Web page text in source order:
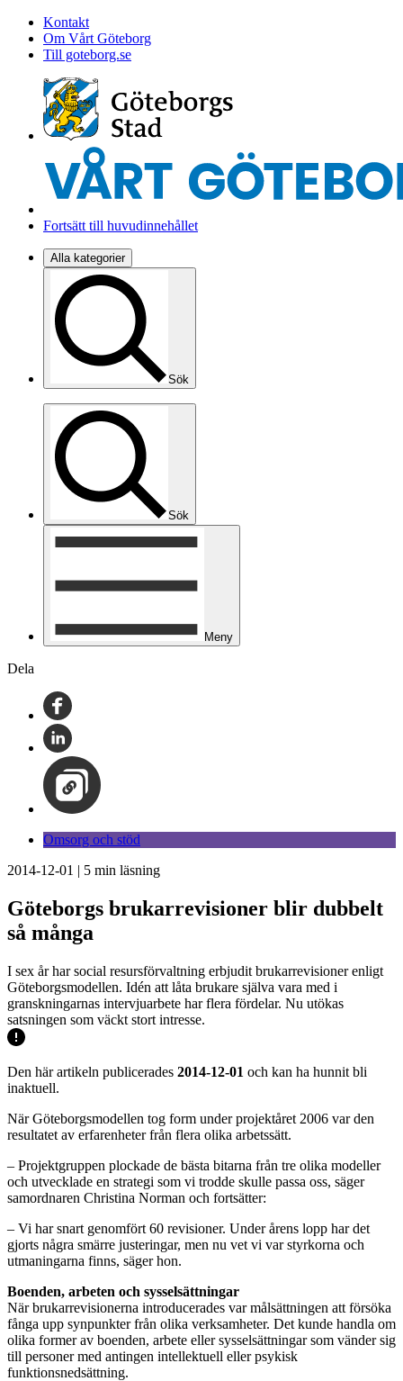
Kontakt
Om Vårt Göteborg
Till goteborg.se
Fortsätt till huvudinnehållet
Alla kategorier
Sök
Sök
Meny
Dela
Omsorg och stöd
2014-12-01 | 5 min läsning
Göteborgs brukarrevisioner blir dubbelt
så många
I sex år har social resursförvaltning erbjudit brukarrevisioner enligt
Göteborgsmodellen. Idén att låta brukare själva vara med i
granskningarnas intervjuarbete har flera fördelar. Nu utökas
satsningen som väckt stort intresse.
Den här artikeln publicerades 2014-12-01 och kan ha hunnit bli
inaktuell.
När Göteborgsmodellen tog form under projektåret 2006 var den
resultatet av erfarenheter från flera olika arbetssätt.
– Projektgruppen plockade de bästa bitarna från tre olika modeller
och utvecklade en strategi som vi trodde skulle passa oss, säger
samordnaren Christina Norman och fortsätter:
– Vi har snart genomfört 60 revisioner. Under årens lopp har det
gjorts några smärre justeringar, men nu vet vi var styrkorna och
utmaningarna finns, säger hon.
Boenden, arbeten och sysselsättningar
När brukarrevisionerna introducerades var målsättningen att försöka
fånga upp synpunkter från olika verksamheter. Det kunde handla om
olika former av boenden, arbete eller sysselsättningar som vänder sig
till personer med antingen intellektuell eller psykisk
funktionsnedsättning.